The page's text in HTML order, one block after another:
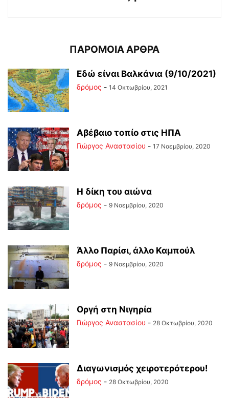
ΠΑΡΟΜΟΙΑ ΑΡΘΡΑ
Εδώ είναι Βαλκάνια (9/10/2021)
δρόμος - 14 Οκτωβρίου, 2021
Αβέβαιο τοπίο στις ΗΠΑ
Γιώργος Αναστασίου - 17 Νοεμβρίου, 2020
Η δίκη του αιώνα
δρόμος - 9 Νοεμβρίου, 2020
Άλλο Παρίσι, άλλο Καμπούλ
δρόμος - 9 Νοεμβρίου, 2020
Οργή στη Νιγηρία
Γιώργος Αναστασίου - 28 Οκτωβρίου, 2020
Διαγωνισμός χειροτερότερου!
δρόμος - 28 Οκτωβρίου, 2020